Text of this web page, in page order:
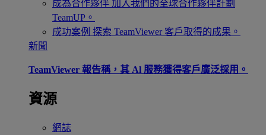
成為合作夥伴 加入我們的全球合作夥伴計劃
TeamUP。
成功案例 探索 TeamViewer 客戶取得的成果。
新聞
TeamViewer 報告稱，其 Al 服務獲得客戶廣泛採用。
資源
網誌